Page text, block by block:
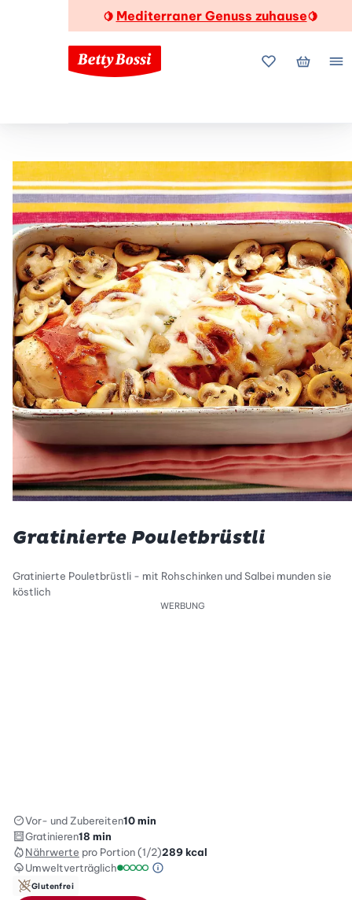
🍋 Mediterraner Genuss zuhause🍋
MeineMein
Gratinierte Pouletbrüstli
Gratinierte Pouletbrüstli - mit Rohschinken und Salbei munden sie
köstlich
WERBUNG
Vor- und Zubereiten10 min
Gratinieren18 min
Nährwerte pro Portion (1/2)289kcal
Umweltverträglich
Green Betty Skala Info
Glutenfrei